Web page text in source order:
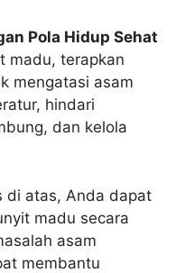
Pola Hidup Sehat
madu, terapkan
mengatasi asam
hindari
dan kelola
di atas, Anda dapat
madu secara
asam
membantu